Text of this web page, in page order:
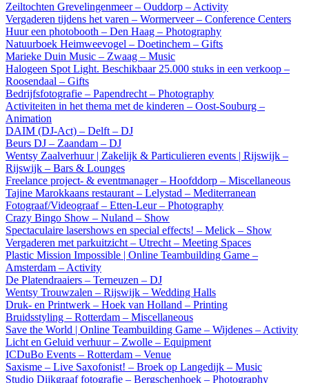
Zeiltochten Grevelingenmeer – Ouddorp – Activity
Vergaderen tijdens het varen – Wormerveer – Conference Centers
Huur een photobooth – Den Haag – Photography
Natuurboek Heimweevogel – Doetinchem – Gifts
Marieke Duin Music – Zwaag – Music
Halogeen Spot Light. Beschikbaar 25.000 stuks in een verkoop –
Roosendaal – Gifts
Bedrijfsfotografie – Papendrecht – Photography
Activiteiten in het thema met de kinderen – Oost-Souburg –
Animation
DAIM (DJ-Act) – Delft – DJ
Beurs DJ – Zaandam – DJ
Wentsy Zaalverhuur | Zakelijk & Particulieren events | Rijswijk –
Rijswijk – Bars & Lounges
Freelance project- & eventmanager – Hoofddorp – Miscellaneous
Tajine Marokkaans restaurant – Lelystad – Mediterranean
Fotograaf/Videograaf – Etten-Leur – Photography
Crazy Bingo Show – Nuland – Show
Spectaculaire lasershows en special effects! – Melick – Show
Vergaderen met parkuitzicht – Utrecht – Meeting Spaces
Plastic Mission Impossible | Online Teambuilding Game –
Amsterdam – Activity
De Platendraaiers – Terneuzen – DJ
Wentsy Trouwzalen – Rijswijk – Wedding Halls
Druk- en Printwerk – Hoek van Holland – Printing
Bruidsstyling – Rotterdam – Miscellaneous
Save the World | Online Teambuilding Game – Wijdenes – Activity
Licht en Geluid verhuur – Zwolle – Equipment
ICDuBo Events – Rotterdam – Venue
Saxisme – Live Saxofonist! – Broek op Langedijk – Music
Studio Dijkgraaf fotografie – Bergschenhoek – Photography